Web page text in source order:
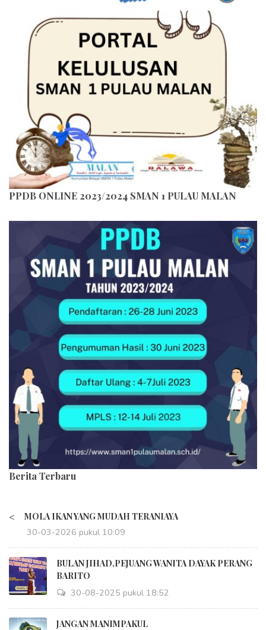
PPDB ONLINE 2023/2024 SMAN 1 PULAU MALAN
Berita Terbaru
< MOLA IKAN YANG MUDAH TERANIAYA
30-03-2026 pukul 10:09
BULAN JIHAD,PEJUANG WANITA DAYAK PERANG
BARITO
30-08-2025 pukul 18:52
JANGAN MANIMPAKUL